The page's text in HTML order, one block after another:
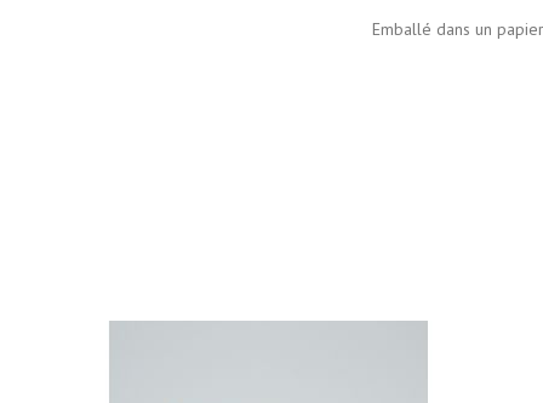
Emballé dans un papier de soie coloré